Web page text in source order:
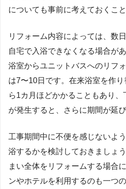
についても事前に考えておくこと
リフォーム内容によっては、数
自宅で入浴できなくなる場合が
浴室からユニットバスへのリフ
は7〜10日です。在来浴室を作
ら1カ月ほどかかることもあり
が発生すると、さらに期間が延
工事期間中に不便を感じないよ
浴するかを検討しておきましょ
まい全体をリフォームする場合
ンやホテルを利用するのも一つの